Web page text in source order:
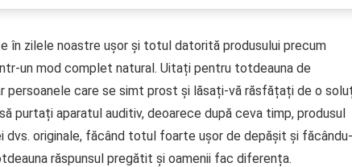
în zilele noastre ușor și totul datorită produsului precum
un mod complet natural. Uitați pentru totdeauna de
care se simt prost și lăsați-vă răsfățați de o
purtați aparatul auditiv, deoarece după ceva timp, produsul
originale, făcând totul foarte ușor de depășit și făcându-
răspunsul pregătit și oamenii fac diferența.